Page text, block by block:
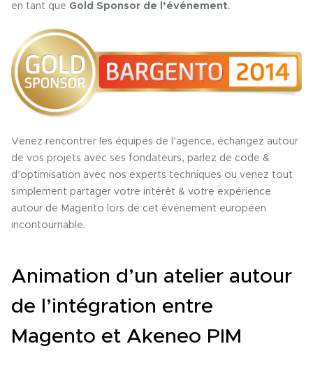
en tant que Gold Sponsor de l’événement.
Venez rencontrer les équipes de l’agence, échangez autour
de vos projets avec ses fondateurs, parlez de code &
d’optimisation avec nos experts techniques ou venez tout
simplement partager votre intérêt & votre expérience
autour de Magento lors de cet événement européen
incontournable.
Animation d’un atelier autour
de l’intégration entre
Magento et Akeneo PIM